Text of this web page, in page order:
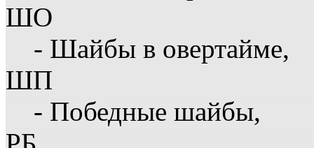
ШО
- Шайбы в овертайме,
ШП
- Победные шайбы,